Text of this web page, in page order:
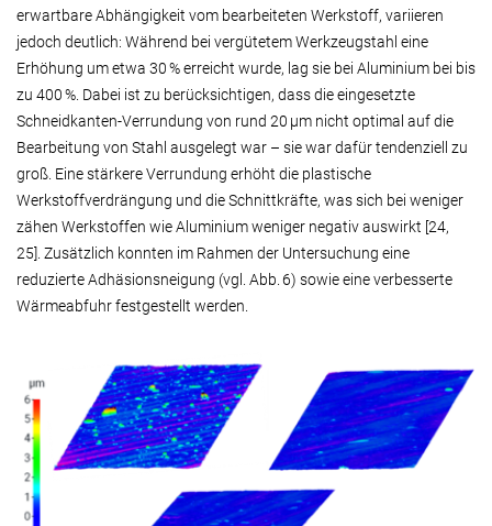
erwartbare Abhängigkeit vom bearbeiteten Werkstoff, variieren
jedoch deutlich: Während bei vergütetem Werkzeugstahl eine
Erhöhung um etwa 30 % erreicht wurde, lag sie bei Aluminium bei bis
zu 400 %. Dabei ist zu berücksichtigen, dass die eingesetzte
Schneidkanten-Verrundung von rund 20 µm nicht optimal auf die
Bearbeitung von Stahl ausgelegt war – sie war dafür tendenziell zu
groß. Eine stärkere Verrundung erhöht die plastische
Werkstoffverdrängung und die Schnittkräfte, was sich bei weniger
zähen Werkstoffen wie Aluminium weniger negativ auswirkt [24,
25]. Zusätzlich konnten im Rahmen der Untersuchung eine
reduzierte Adhäsionsneigung (vgl. Abb. 6) sowie eine verbesserte
Wärmeabfuhr festgestellt werden.